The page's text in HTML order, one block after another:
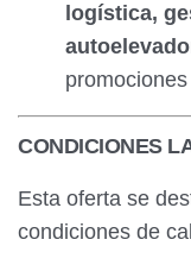
logística,
CONDICIONES
Esta oferta se
condiciones de